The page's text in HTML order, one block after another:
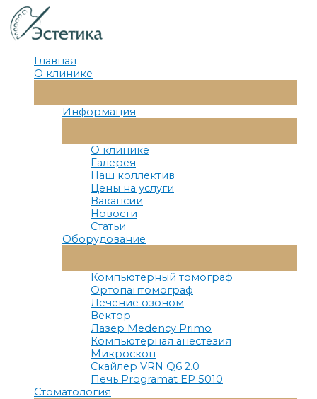
Перейти
к
содержимому
Главная
О клинике
Меню
Информация
Меню
О клинике
Галерея
Наш коллектив
Цены на услуги
Вакансии
Новости
Статьи
Оборудование
Меню
Компьютерный томограф
Ортопантомограф
Лечение озоном
Вектор
Лазер Medency Primo
Компьютерная анестезия
Микроскоп
Скайлер VRN Q6 2.0
Печь Programat EP 5010
Стоматология